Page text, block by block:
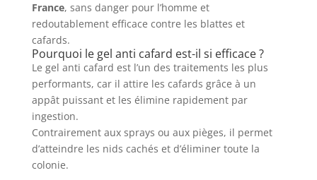
France, sans danger pour l’homme et
redoutablement efficace contre les blattes et
cafards.
Pourquoi le gel anti cafard est-il si efficace ?
Le gel anti cafard est l’un des traitements les plus
performants, car il attire les cafards grâce à un
appât puissant et les élimine rapidement par
ingestion.
Contrairement aux sprays ou aux pièges, il permet
d’atteindre les nids cachés et d’éliminer toute la
colonie.